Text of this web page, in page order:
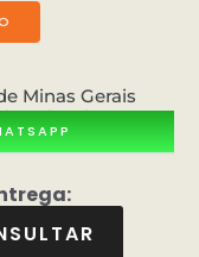
Minas Gerais
pelo whatsApp